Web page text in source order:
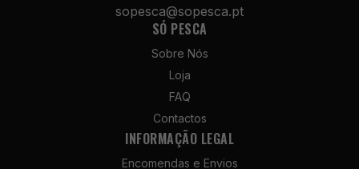
sopesca@sopesca.pt
SÓ PESCA
Sobre Nós
Loja
FAQ
Contactos
INFORMAÇÃO LEGAL
Encomendas e Envios
opcionais. São
necessários
para o
funcionamento
Estatísticas
Para que
possamos